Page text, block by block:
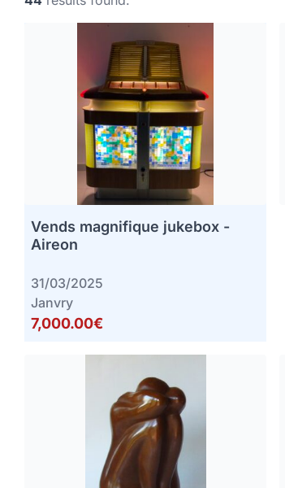
Vends magnifique jukebox -
Aireon
31/03/2025
Janvry
7,000.00€